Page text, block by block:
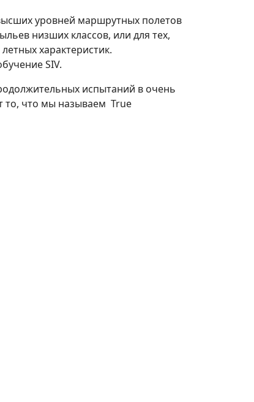
уровней маршрутных полетов
низших классов, или для тех,
характеристик.
SIV.
испытаний в очень
то, что мы называем True